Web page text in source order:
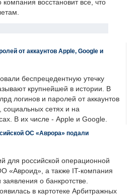
восстановит все, что
от аккаунтов Apple, Google и
беспрецедентную утечку
крупнейшей в истории. В
логинов и паролей от аккаунтов
социальных сетях и на
В их числе - Apple и Google.
ОС «Аврора» подали
для российской операционной
«Авроид», а также IT-компания
о банкротстве.
в картотеке Арбитражных